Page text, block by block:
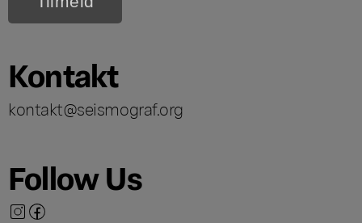
Kontakt
kontakt@seismograf.org
Follow Us